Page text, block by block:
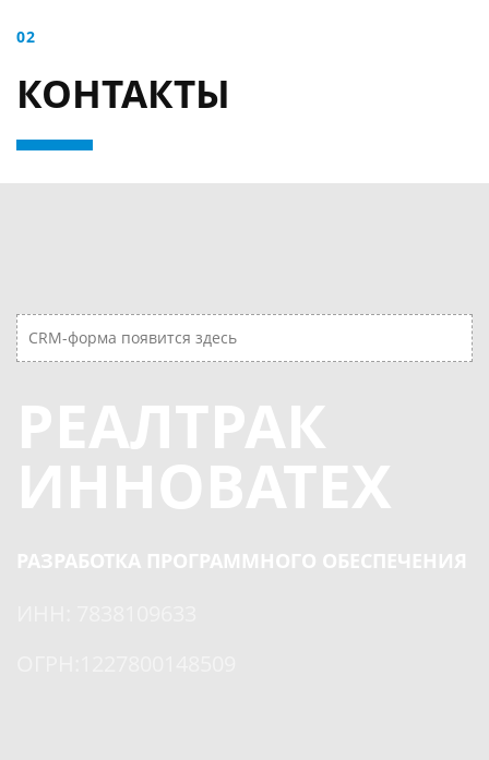
02
КОНТАКТЫ
CRM-форма появится здесь
РЕАЛТРАК
ИННОВАТЕХ
РАЗРАБОТКА ПРОГРАММНОГО ОБЕСПЕЧЕНИЯ